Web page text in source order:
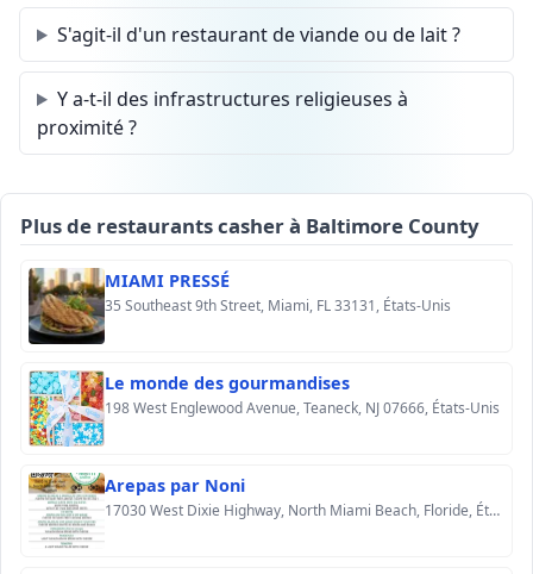
S'agit-il d'un restaurant de viande ou de lait ?
Y a-t-il des infrastructures religieuses à
proximité ?
Plus de restaurants casher à Baltimore County
MIAMI PRESSÉ
35 Southeast 9th Street, Miami, FL 33131, États-Unis
Le monde des gourmandises
198 West Englewood Avenue, Teaneck, NJ 07666, États-Unis
Arepas par Noni
17030 West Dixie Highway, North Miami Beach, Floride, États-Unis